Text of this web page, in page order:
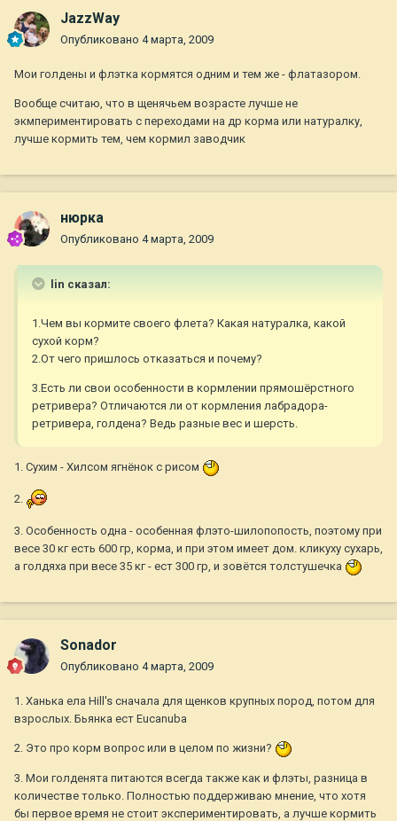
JazzWay
Опубликовано 4 марта, 2009
Мои голдены и флэтка кормятся одним и тем же - флатазором.
Вообще считаю, что в щенячьем возрасте лучше не
экмпериментировать с переходами на др корма или натуралку,
лучше кормить тем, чем кормил заводчик
нюрка
Опубликовано 4 марта, 2009
lin сказал:
1.Чем вы кормите своего флета? Какая натуралка, какой
сухой корм?
2.От чего пришлось отказаться и почему?
3.Есть ли свои особенности в кормлении прямошёрстного
ретривера? Отличаются ли от кормления лабрадора-
ретривера, голдена? Ведь разные вес и шерсть.
1. Сухим - Хилсом ягнёнок с рисом
2.
3. Особенность одна - особенная флэто-шилопопость, поэтому при
весе 30 кг есть 600 гр, корма, и при этом имеет дом. кликуху сухарь,
а голдяха при весе 35 кг - ест 300 гр, и зовётся толстушечка
Sonador
Опубликовано 4 марта, 2009
1. Ханька ела Hill's сначала для щенков крупных пород, потом для
взрослых. Бьянка ест Eucanuba
2. Это про корм вопрос или в целом по жизни?
3. Мои голденята питаются всегда также как и флэты, разница в
количестве только. Полностью поддерживаю мнение, что хотя
бы первое время не стоит экспериментировать, а лучше кормить